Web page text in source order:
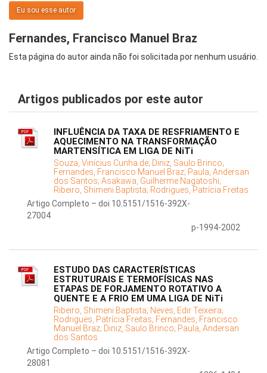
Eu sou esse autor
Fernandes, Francisco Manuel Braz
Esta página do autor ainda não foi solicitada por nenhum usuário.
Artigos publicados por este autor
INFLUÊNCIA DA TAXA DE RESFRIAMENTO E
AQUECIMENTO NA TRANSFORMAÇÃO
MARTENSÍTICA EM LIGA DE NiTi
Souza, Vinícius Cunha de; Diniz, Saulo Brinco;
Fernandes, Francisco Manuel Braz; Paula, Andersan
dos Santos; Asakawa, Guilherme Nagatoshi;
Ribeiro, Shimeni Baptista; Rodrigues, Patrícia Freitas
Artigo Completo – doi 10.5151/1516-392X-
27004
p-1994-2002
ESTUDO DAS CARACTERÍSTICAS
ESTRUTURAIS E TERMOFÍSICAS NAS
ETAPAS DE FORJAMENTO ROTATIVO A
QUENTE E A FRIO EM UMA LIGA DE NiTi
Ribeiro, Shimeni Baptista; Neves, Edir Teixeira;
Rodrigues, Patrícia Freitas; Fernandes, Francisco
Manuel Braz; Diniz, Saulo Brinco; Paula, Andersan
dos Santos
Artigo Completo – doi 10.5151/1516-392X-
28081